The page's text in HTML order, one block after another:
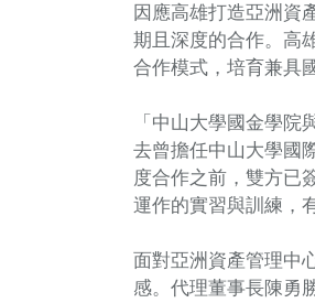
因應高雄打造亞洲資
期且深度的合作。高
合作模式，培育兼具
「中山大學國金學
去曾擔任中山大學國
度合作之前，雙方已
運作的實習與訓練，
面對亞洲資產管理中
感。代理董事長陳勇